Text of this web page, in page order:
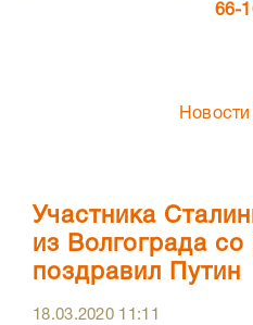
66-
Участника
из Волгограда
поздравил Путин
18.03.2020 11:11